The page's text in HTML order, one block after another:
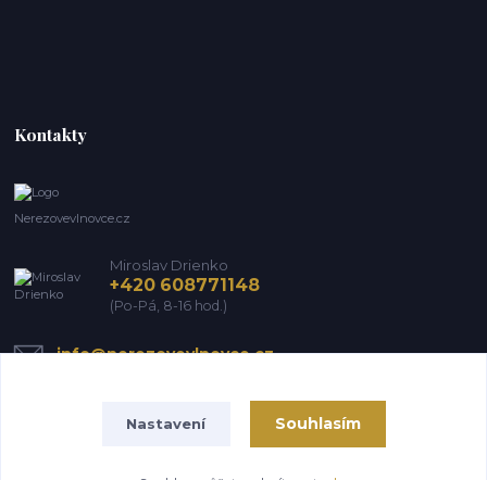
Kontakty
Nerezovevlnovce.cz
Miroslav Drienko
+420 608771148
(Po-Pá, 8-16 hod.)
info@nerezovevlnovce.cz
Nastavení Souhlasím